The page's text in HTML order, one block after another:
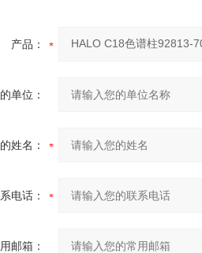
产品：
单位：
姓名：
电话：
邮箱：